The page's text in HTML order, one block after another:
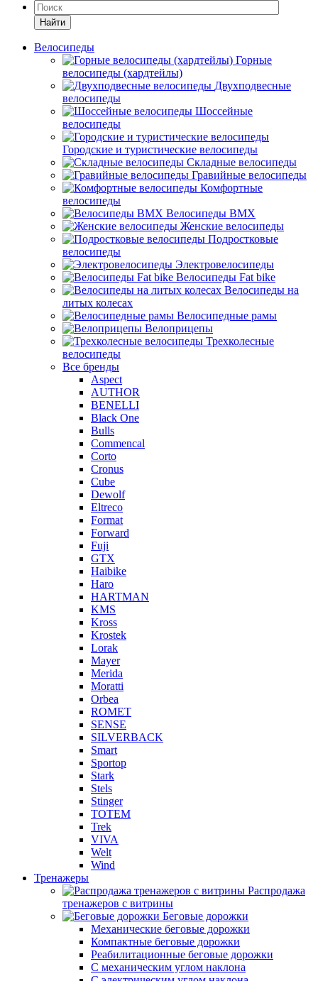
Найти
Велосипеды
Горные
велосипеды (хардтейлы)
Двухподвесные
велосипеды
Шоссейные
велосипеды
Городские и туристические велосипеды
Складные велосипеды
Гравийные велосипеды
Комфортные
велосипеды
Велосипеды BMX
Женские велосипеды
Подростковые
велосипеды
Электровелосипеды
Велосипеды Fat bike
Велосипеды на
литых колесах
Велосипедные рамы
Велоприцепы
Трехколесные
велосипеды
Все бренды
Aspect
AUTHOR
BENELLI
Black One
Bulls
Commencal
Corto
Cronus
Cube
Dewolf
Eltreco
Format
Forward
Fuji
GTX
Haibike
Haro
HARTMAN
KMS
Kross
Krostek
Lorak
Mayer
Merida
Moratti
Orbea
ROMET
SENSE
SILVERBACK
Smart
Sportop
Stark
Stels
Stinger
TOTEM
Trek
VIVA
Welt
Wind
Тренажеры
Распродажа
тренажеров с витрины
Беговые дорожки
Механические беговые дорожки
Компактные беговые дорожки
Реабилитационные беговые дорожки
С механическим углом наклона